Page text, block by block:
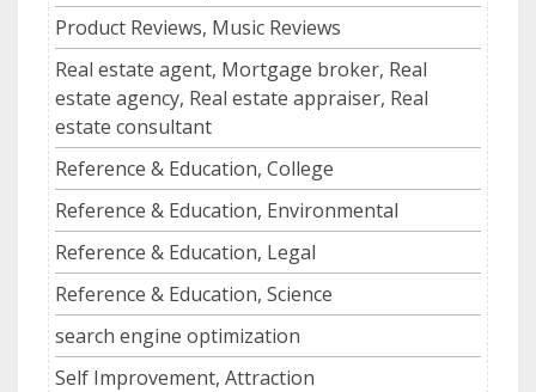
Product Reviews, Music Reviews
Real estate agent, Mortgage broker, Real
estate agency, Real estate appraiser, Real
estate consultant
Reference & Education, College
Reference & Education, Environmental
Reference & Education, Legal
Reference & Education, Science
search engine optimization
Self Improvement, Attraction